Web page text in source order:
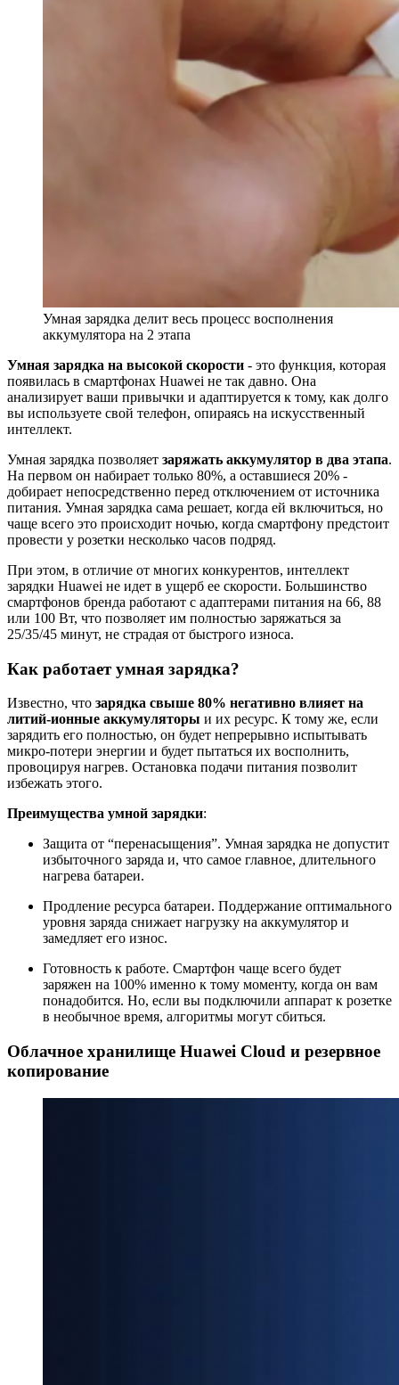
Умная зарядка делит весь процесс восполнения
аккумулятора на 2 этапа
Умная зарядка на высокой скорости - это функция, которая
появилась в смартфонах Huawei не так давно. Она
анализирует ваши привычки и адаптируется к тому, как долго
вы используете свой телефон, опираясь на искусственный
интеллект.
Умная зарядка позволяет заряжать аккумулятор в два этапа.
На первом он набирает только 80%, а оставшиеся 20% -
добирает непосредственно перед отключением от источника
питания. Умная зарядка сама решает, когда ей включиться, но
чаще всего это происходит ночью, когда смартфону предстоит
провести у розетки несколько часов подряд.
При этом, в отличие от многих конкурентов, интеллект
зарядки Huawei не идет в ущерб ее скорости. Большинство
смартфонов бренда работают с адаптерами питания на 66, 88
или 100 Вт, что позволяет им полностью заряжаться за
25/35/45 минут, не страдая от быстрого износа.
Как работает умная зарядка?
Известно, что зарядка свыше 80% негативно влияет на
литий-ионные аккумуляторы и их ресурс. К тому же, если
зарядить его полностью, он будет непрерывно испытывать
микро-потери энергии и будет пытаться их восполнить,
провоцируя нагрев. Остановка подачи питания позволит
избежать этого.
Преимущества умной зарядки:
Защита от “перенасыщения”. Умная зарядка не допустит
избыточного заряда и, что самое главное, длительного
нагрева батареи.
Продление ресурса батареи. Поддержание оптимального
уровня заряда снижает нагрузку на аккумулятор и
замедляет его износ.
Готовность к работе. Смартфон чаще всего будет
заряжен на 100% именно к тому моменту, когда он вам
понадобится. Но, если вы подключили аппарат к розетке
в необычное время, алгоритмы могут сбиться.
Облачное хранилище Huawei Cloud и резервное
копирование